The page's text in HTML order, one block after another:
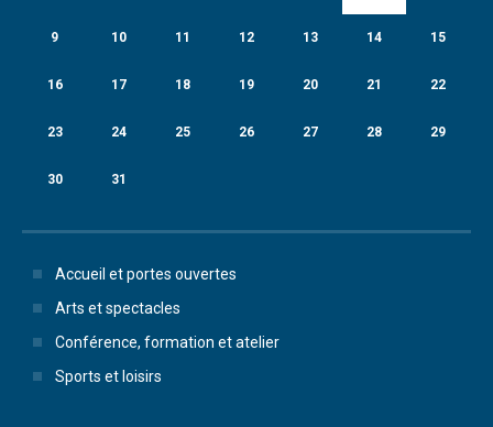
9 10 11 12 13 14 15
16 17 18 19 20 21 22
23 24 25 26 27 28 29
30 31
Accueil et portes ouvertes
Arts et spectacles
Conférence, formation et atelier
Sports et loisirs